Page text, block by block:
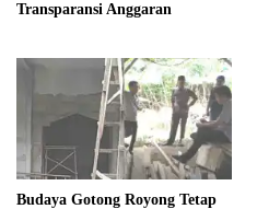
Transparansi Anggaran
Budaya Gotong Royong Tetap